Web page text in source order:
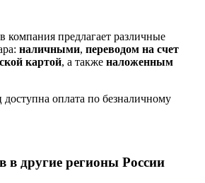
компания предлагает различные
наличными, переводом на счет
картой, а также наложенным
оплата по безналичному
в другие регионы России